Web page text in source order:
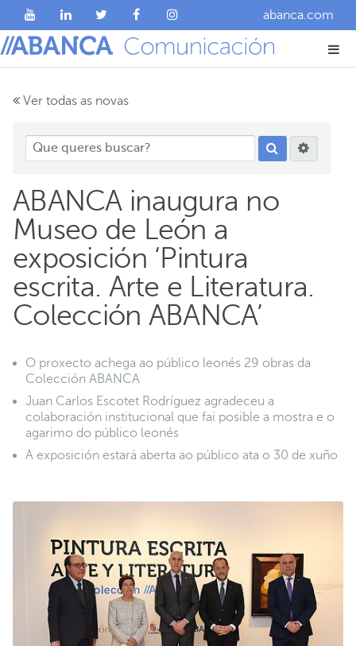
abanca.com
Ver todas as novas
ABANCA inaugura no
Museo de León a
exposición ‘Pintura
escrita. Arte e Literatura.
Colección ABANCA’
O proxecto achega ao público leonés 29 obras da
Colección ABANCA
Juan Carlos Escotet Rodríguez agradeceu a
colaboración institucional que fai posible a mostra e o
agarimo do público leonés
A exposición estará aberta ao público ata o 30 de xuño